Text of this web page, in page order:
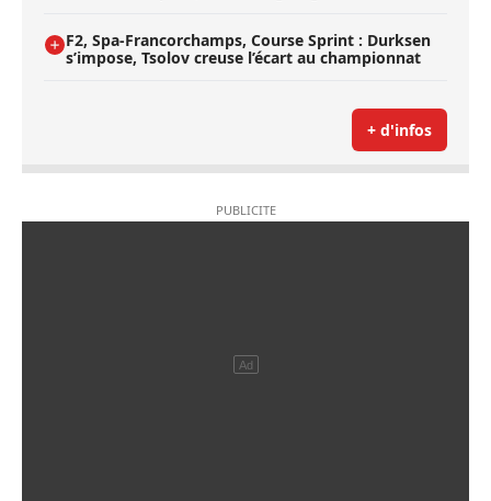
F2, Spa-Francorchamps, Course Sprint : Durksen
s’impose, Tsolov creuse l’écart au championnat
+ d'infos